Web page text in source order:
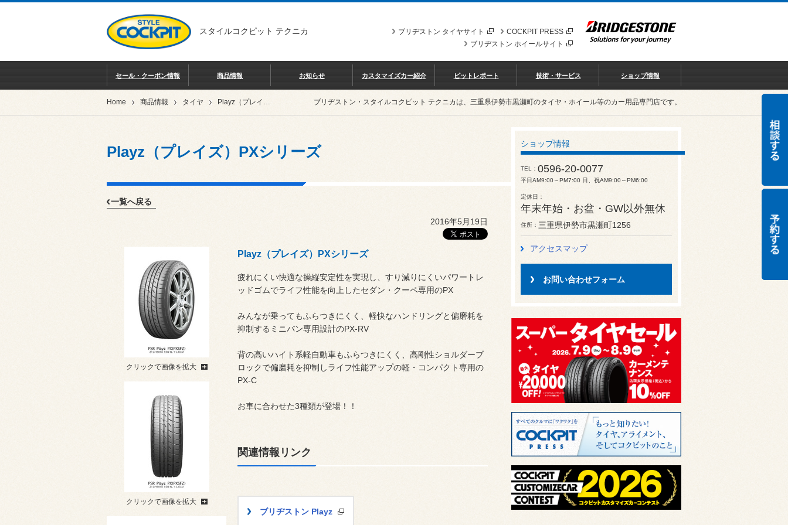
スタイルコクピット テクニカ COCKPIT PRESS
ブリヂストン タイヤサイト
ブリヂストン ホイールサイト
セール・クーポン情報 商品情報 お知らせ カスタマイズカー紹介 ピットレポート 技術・サービス ショップ情報
Home 商品情報 タイヤ Playz（プレイズ）PXシリーズ ブリヂストン・スタイルコクピット テクニカは、三重県伊勢市黒瀬町のタイヤ・ホイール等のカー用品専門店です。
Playz（プレイズ）PXシリーズ
一覧へ戻る
2016年5月19日
クリックで画像を拡大
クリックで画像を拡大
Playz（プレイズ）PXシリーズ
疲れにくい快適な操縦安定性を実現し、すり減りにくいパワートレ
ッドゴムでライフ性能を向上したセダン・クーペ専用のPX
みんなが乗ってもふらつきにくく、軽快なハンドリングと偏磨耗を
抑制するミニバン専用設計のPX-RV
背の高いハイト系軽自動車もふらつきにくく、高剛性ショルダーブ
ロックで偏磨耗を抑制しライフ性能アップの軽・コンパクト専用の
PX-C
お車に合わせた3種類が登場！！
関連情報リンク
ブリヂストン Playz
ショップ情報
TEL 0596-20-0077
平日AM9:00～PM7:00 日、祝AM9:00～PM6:00
定休日
年末年始・お盆・GW以外無休
住所 三重県伊勢市黒瀬町1256
アクセスマップ
お問い合わせフォーム